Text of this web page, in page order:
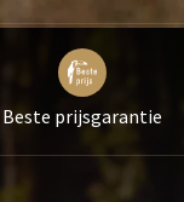
Beste prijsgarantie